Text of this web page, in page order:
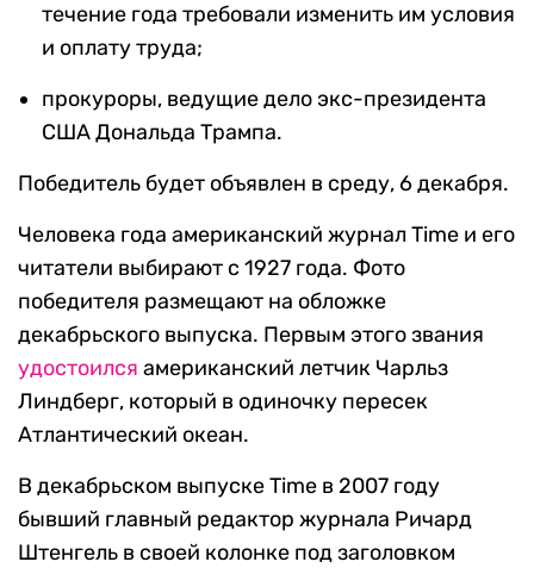
течение года требовали изменить им условия
и оплату труда;
прокуроры, ведущие дело экс-президента
США Дональда Трампа.
Победитель будет объявлен в среду, 6 декабря.
Человека года американский журнал Time и его
читатели выбирают с 1927 года. Фото
победителя размещают на обложке
декабрьского выпуска. Первым этого звания
удостоился американский летчик Чарльз
Линдберг, который в одиночку пересек
Атлантический океан.
В декабрьском выпуске Time в 2007 году
бывший главный редактор журнала Ричард
Штенгель в своей колонке под заголовком